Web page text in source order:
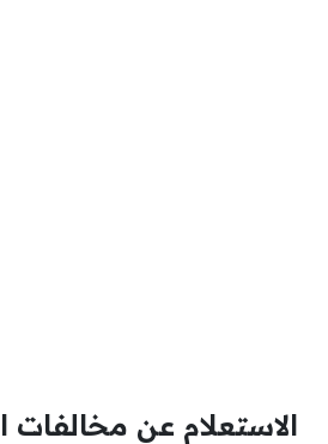
الاستعلام عن مخالفات